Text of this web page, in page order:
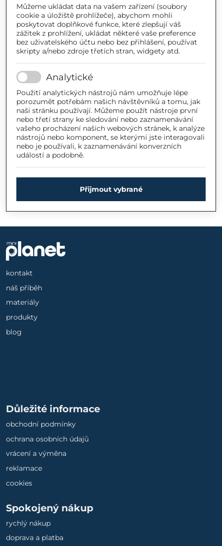
Můžeme ukládat data na vašem zařízení (soubory
cookie a úložiště prohlížeče), abychom mohli
poskytovat doplňkové funkce, které zlepšují váš
zážitek z prohlížení, ukládat některé vaše preference
bez uživatelského účtu nebo bez přihlášení, používat
skripty a/nebo zdroje třetích stran, widgety atd.
Analytické
Použití analytických nástrojů nám umožňuje lépe
porozumět potřebám našich návštěvníků a tomu, jak
naši stránku používají. Můžeme použít nástroje první
nebo třetí strany ke sledování nebo zaznamenávání
vašeho procházení našich webových stránek, k analýze
nástrojů nebo komponent, se kterými jste interagovali
nebo je používali, k zaznamenávání konverzních
událostí a podobně.
Přijmout vybrané
kontakt
náš příběh
materiály
produkty
blog
Důležité informace
obchodní podmínky
ochrana osobních údajů
vrácení a výměna
reklamace
cookies
Spokojený nákup
rychlý nákup
doprava a platba